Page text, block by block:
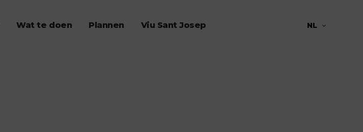
Wat te doen Plannen Viu Sant Josep NL